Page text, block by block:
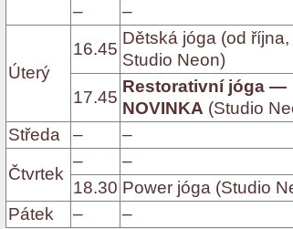
–
–
Úterý
16.45
Dětská jóga (od října,
Studio Neon)
17.45
Restorativní jóga —
NOVINKA (Studio
Středa
– –
Čtvrtek
–
–
18.30 Power jóga (Studio
Pátek
– –